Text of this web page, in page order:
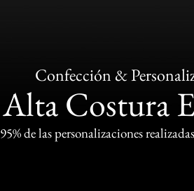
Confección &
Alta Costura
95% de las personalizaciones